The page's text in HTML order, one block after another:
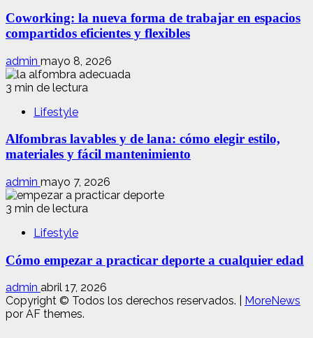
Coworking: la nueva forma de trabajar en espacios
compartidos eficientes y flexibles
admin mayo 8, 2026
3 min de lectura
Lifestyle
Alfombras lavables y de lana: cómo elegir estilo,
materiales y fácil mantenimiento
admin mayo 7, 2026
3 min de lectura
Lifestyle
Cómo empezar a practicar deporte a cualquier edad
admin abril 17, 2026
Copyright © Todos los derechos reservados.
MoreNews
por AF themes.